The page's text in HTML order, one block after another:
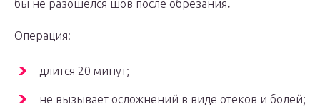
бы не разошелся шов после обрезания.
Операция:
длится 20 минут;
не вызывает осложнений в виде отеков и болей;